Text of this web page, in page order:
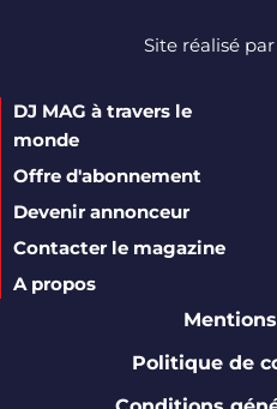
Site réalisé par
DJ MAG à travers le
monde
Offre d'abonnement
Devenir annonceur
Contacter le magazine
A propos
Politique de